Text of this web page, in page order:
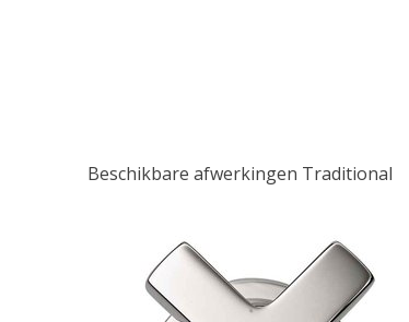
Beschikbare afwerkingen Traditional